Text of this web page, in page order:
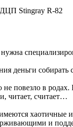
ДЦП Stingray R-82
деньги
повезло в родах.
читает, считает…
хаотичные
и